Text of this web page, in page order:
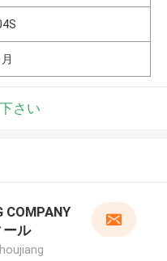
さい
COMPANY
ール